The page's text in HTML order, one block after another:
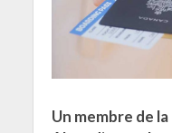
Un membre de